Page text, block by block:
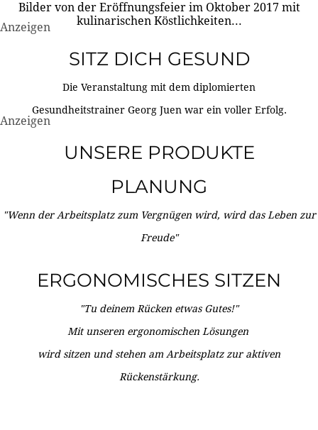
Bilder von der Eröffnungsfeier im Oktober 2017 mit
kulinarischen Köstlichkeiten...
Anzeigen
SITZ DICH GESUND
Die Veranstaltung mit dem diplomierten
Gesundheitstrainer Georg Juen war ein voller Erfolg.
Anzeigen
UNSERE PRODUKTE
PLANUNG
"Wenn der Arbeitsplatz zum Vergnügen wird, wird das Leben zur
Freude"
ERGONOMISCHES SITZEN
"Tu deinem Rücken etwas Gutes!"
Mit unseren ergonomischen Lösungen
wird sitzen und stehen am Arbeitsplatz zur aktiven
Rückenstärkung.